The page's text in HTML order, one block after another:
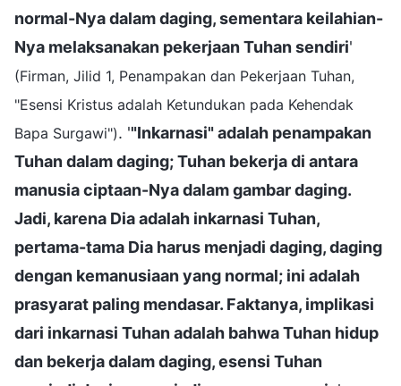
normal-Nya dalam daging, sementara keilahian-
Nya melaksanakan pekerjaan Tuhan sendiri'
(Firman, Jilid 1, Penampakan dan Pekerjaan Tuhan,
"Esensi Kristus adalah Ketundukan pada Kehendak
Bapa Surgawi"). '"Inkarnasi" adalah penampakan
Tuhan dalam daging; Tuhan bekerja di antara
manusia ciptaan-Nya dalam gambar daging.
Jadi, karena Dia adalah inkarnasi Tuhan,
pertama-tama Dia harus menjadi daging, daging
dengan kemanusiaan yang normal; ini adalah
prasyarat paling mendasar. Faktanya, implikasi
dari inkarnasi Tuhan adalah bahwa Tuhan hidup
dan bekerja dalam daging, esensi Tuhan